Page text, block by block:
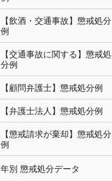
【飲酒・交通事故】懲戒処分
例
【交通事故に関する】懲戒処
分例
【顧問弁護士】懲戒処分例
【弁護士法人】懲戒処分例
【懲戒請求が棄却】懲戒処分
例
年別 懲戒処分データ